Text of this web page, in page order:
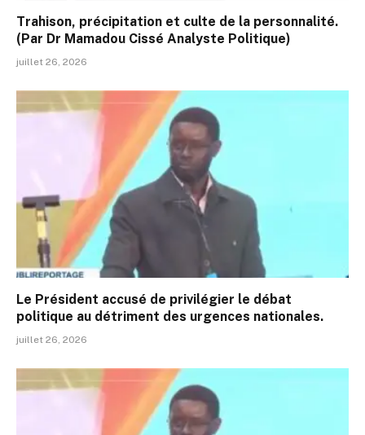
Trahison, précipitation et culte de la personnalité.
(Par Dr Mamadou Cissé Analyste Politique)
juillet 26, 2026
Le Président accusé de privilégier le débat
politique au détriment des urgences nationales.
juillet 26, 2026